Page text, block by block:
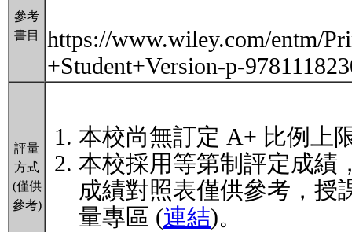
參考
書目
https://www.wiley.com/entm/
+Student+Version-p-
評量
方式
(僅供
參考)
本校尚無訂定 A+ 比例上
本校採用等第制評定成績
成績對照表僅供參考，授
量專區 (連結)。